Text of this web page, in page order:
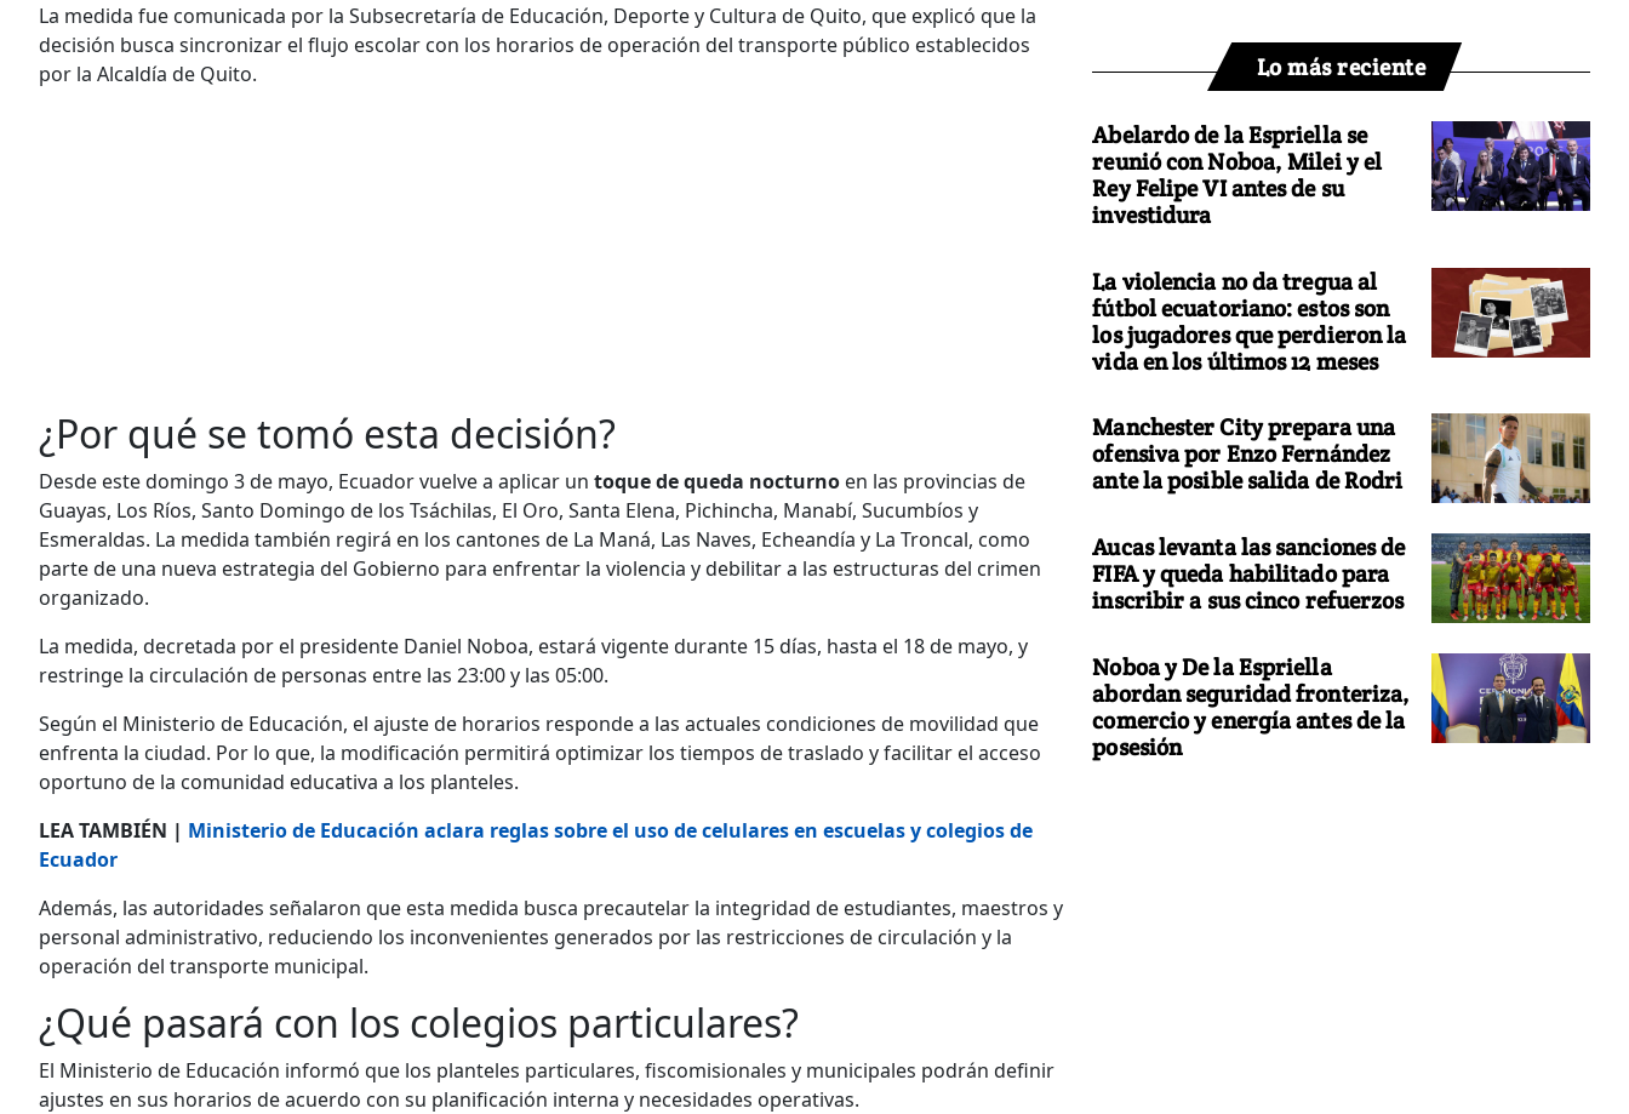
La medida fue comunicada por la Subsecretaría de Educación, Deporte y Cultura de Quito, que explicó que la
decisión busca sincronizar el flujo escolar con los horarios de operación del transporte público establecidos
por la Alcaldía de Quito.
¿Por qué se tomó esta decisión?
Desde este domingo 3 de mayo, Ecuador vuelve a aplicar un toque de queda nocturno en las provincias de
Guayas, Los Ríos, Santo Domingo de los Tsáchilas, El Oro, Santa Elena, Pichincha, Manabí, Sucumbíos y
Esmeraldas. La medida también regirá en los cantones de La Maná, Las Naves, Echeandía y La Troncal, como
parte de una nueva estrategia del Gobierno para enfrentar la violencia y debilitar a las estructuras del crimen
organizado.
La medida, decretada por el presidente Daniel Noboa, estará vigente durante 15 días, hasta el 18 de mayo, y
restringe la circulación de personas entre las 23:00 y las 05:00.
Según el Ministerio de Educación, el ajuste de horarios responde a las actuales condiciones de movilidad que
enfrenta la ciudad. Por lo que, la modificación permitirá optimizar los tiempos de traslado y facilitar el acceso
oportuno de la comunidad educativa a los planteles.
LEA TAMBIÉN | Ministerio de Educación aclara reglas sobre el uso de celulares en escuelas y colegios de
Ecuador
Además, las autoridades señalaron que esta medida busca precautelar la integridad de estudiantes, maestros y
personal administrativo, reduciendo los inconvenientes generados por las restricciones de circulación y la
operación del transporte municipal.
¿Qué pasará con los colegios particulares?
El Ministerio de Educación informó que los planteles particulares, fiscomisionales y municipales podrán definir
ajustes en sus horarios de acuerdo con su planificación interna y necesidades operativas.
Lo más reciente
Abelardo de la Espriella se
reunió con Noboa, Milei y el
Rey Felipe VI antes de su
investidura
La violencia no da tregua al
fútbol ecuatoriano: estos son
los jugadores que perdieron la
vida en los últimos 12 meses
Manchester City prepara una
ofensiva por Enzo Fernández
ante la posible salida de Rodri
Aucas levanta las sanciones de
FIFA y queda habilitado para
inscribir a sus cinco refuerzos
Noboa y De la Espriella
abordan seguridad fronteriza,
comercio y energía antes de la
posesión